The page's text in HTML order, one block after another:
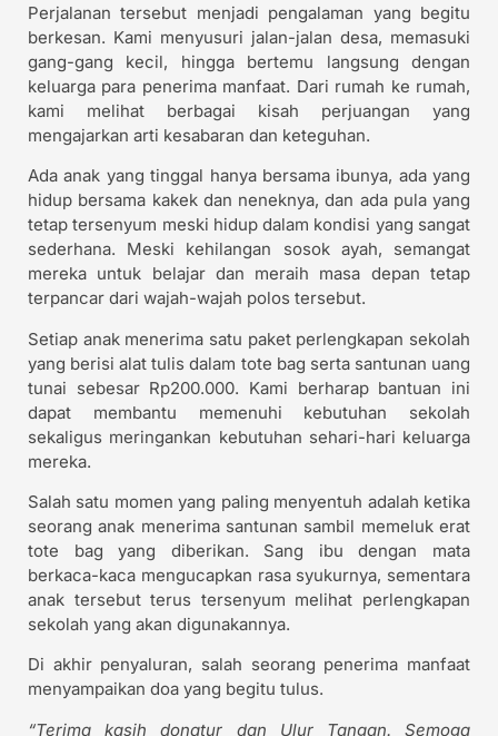
Perjalanan tersebut menjadi pengalaman yang begitu
berkesan. Kami menyusuri jalan-jalan desa, memasuki
gang-gang kecil, hingga bertemu langsung dengan
keluarga para penerima manfaat. Dari rumah ke rumah,
kami melihat berbagai kisah perjuangan yang
mengajarkan arti kesabaran dan keteguhan.
Ada anak yang tinggal hanya bersama ibunya, ada yang
hidup bersama kakek dan neneknya, dan ada pula yang
tetap tersenyum meski hidup dalam kondisi yang sangat
sederhana. Meski kehilangan sosok ayah, semangat
mereka untuk belajar dan meraih masa depan tetap
terpancar dari wajah-wajah polos tersebut.
Setiap anak menerima satu paket perlengkapan sekolah
yang berisi alat tulis dalam tote bag serta santunan uang
tunai sebesar Rp200.000. Kami berharap bantuan ini
dapat membantu memenuhi kebutuhan sekolah
sekaligus meringankan kebutuhan sehari-hari keluarga
mereka.
Salah satu momen yang paling menyentuh adalah ketika
seorang anak menerima santunan sambil memeluk erat
tote bag yang diberikan. Sang ibu dengan mata
berkaca-kaca mengucapkan rasa syukurnya, sementara
anak tersebut terus tersenyum melihat perlengkapan
sekolah yang akan digunakannya.
Di akhir penyaluran, salah seorang penerima manfaat
menyampaikan doa yang begitu tulus.
“Terima kasih donatur dan Ulur Tangan. Semoga